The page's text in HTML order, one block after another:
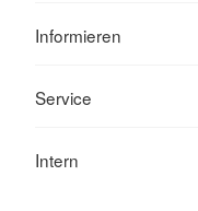
Informieren
Service
Intern